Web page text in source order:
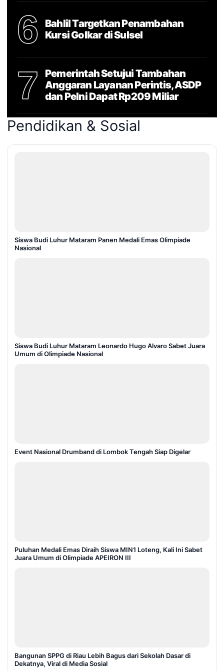
6
Bahlil Targetkan Penambahan
Kursi Golkar di Sulsel
7
Pemerintah Setujui Tambahan
Anggaran Layanan Perintis, ASDP
dan Pelni Dapat Rp209 Miliar
Pendidikan & Sosial
Siswa Budi Luhur Mataram Panen Medali Emas Olimpiade
Nasional
Siswa Budi Luhur Mataram Leonardo Hugo Alvaro Sabet Juara
Umum di Olimpiade Nasional
Event Nasional Drumband di Lombok Tengah Siap Digelar
Puluhan Medali Emas Diraih Siswa MIN1 Loteng, Kali Ini Sabet
Juara Umum di Olimpiade APEIRON III
Bangunan SPPG di Riau Lebih Bagus dari Sekolah Dasar di
Dekatnya, Viral di Media Sosial